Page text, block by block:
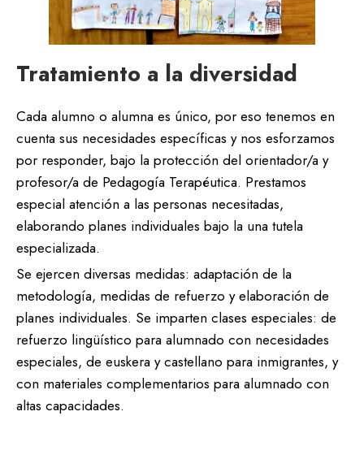
Tratamiento a la diversidad
Cada alumno o alumna es único, por eso tenemos en
cuenta sus necesidades específicas y nos esforzamos
por responder, bajo la protección del orientador/a y
profesor/a de Pedagogía Terapéutica. Prestamos
especial atención a las personas necesitadas,
elaborando planes individuales bajo la una tutela
especializada.
Se ejercen diversas medidas: adaptación de la
metodología, medidas de refuerzo y elaboración de
planes individuales. Se imparten clases especiales: de
refuerzo lingüístico para alumnado con necesidades
especiales, de euskera y castellano para inmigrantes, y
con materiales complementarios para alumnado con
altas capacidades.